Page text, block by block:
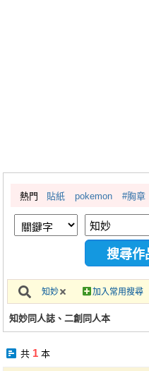
繪圖藝廊
交流中心
攤位轉讓區
會員中心
註冊會員
熱門 貼紙 pokemon #胸章
知妙 加入常用搜尋
知妙同人誌、二創同人本
共 1本